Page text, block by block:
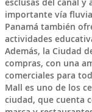
importante vía
Panamá también
actividades
Además, la Ciudad
compras, con una
comerciales para
Mall es uno de los
ciudad, que cuenta